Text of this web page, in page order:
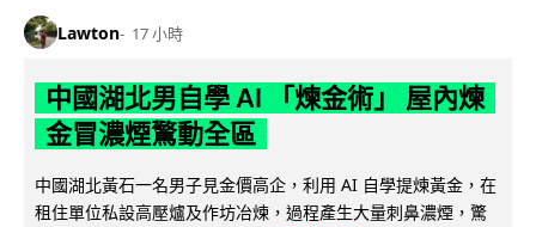
Lawton 17 小時
中國湖北男自學 AI 「煉金術」 屋內煉
金冒濃煙驚動全區
中國湖北黃石一名男子見金價高企，利用 AI 自學提煉黃金，在
租住單位私設高壓爐及作坊冶煉，過程產生大量刺鼻濃煙，驚